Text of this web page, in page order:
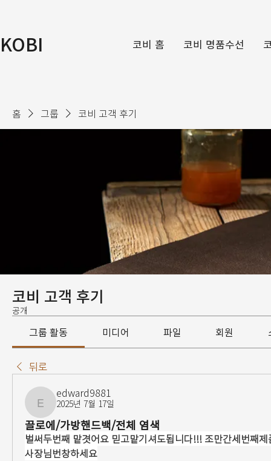
KOBI 코비 홈 코비 명품수선
홈 그룹 코비 고객 후기
코비 고객 후기
공개
그룹 활동 미디어 파일 회원
뒤로
edward9881
edward9881
2025년 7월 17일
끌로에/가방핸드백/전체 염색
벌써두번째 맡겻어요 믿고맡기셔도됩니다!!! 조만간세번째
사장님번창하세요